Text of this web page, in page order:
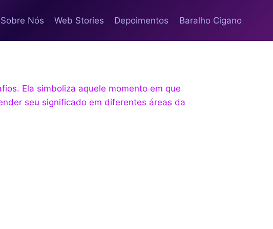
Sobre Nós Web Stories Depoimentos Baralho Cigano